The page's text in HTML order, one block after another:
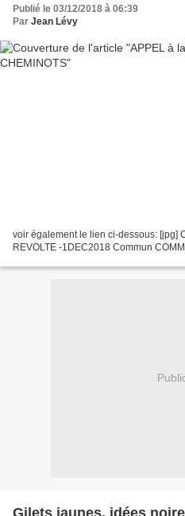
Publié le 03/12/2018 à 06:39
Par Jean Lévy
voir également le lien ci-dessous: [jpg]
REVOLTE -1DEC2018 Commun
Gilets jaunes, idées